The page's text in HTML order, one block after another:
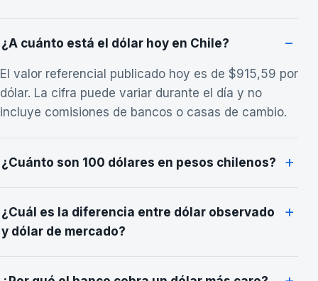
¿A cuánto está el dólar hoy en Chile?
El valor referencial publicado hoy es de $915,59 por
dólar. La cifra puede variar durante el día y no
incluye comisiones de bancos o casas de cambio.
¿Cuánto son 100 dólares en pesos chilenos? +
¿Cuál es la diferencia entre dólar observado
y dólar de mercado?
+